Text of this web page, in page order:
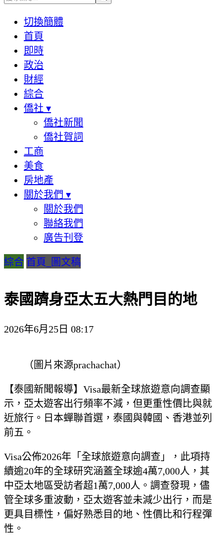
切換簡體
首頁
即時
政治
財經
綜合
僑社 ▾
僑社新聞
僑社賀詞
工商
美食
房地產
關於我們 ▾
關於我們
聯絡我們
廣告刊登
綜合 首頁_圖文稿
泰國躋身亞太五大熱門目的地
2026年6月25日 08:17
（圖片來源prachachat）
【泰國新聞報導】Visa最新全球旅遊意向調查顯
示，亞太遊客出行頻率不減，但更重性價比與就
近旅行。日本蟬聯首選，泰國與韓國、香港並列
前五。
Visa公佈2026年「全球旅遊意向調查」，此項持
續逾20年的全球研究涵蓋全球逾4萬7,000人，其
中亞太地區受訪者超1萬7,000人。調查發現，儘
管全球多重波動，亞太遊客並未減少出行，而是
更具目標性，偏好熟悉目的地、性價比和行程彈
性。